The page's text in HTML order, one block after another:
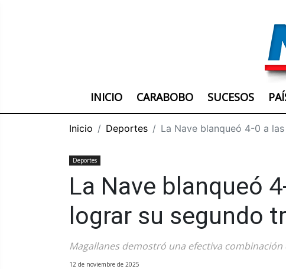
INICIO CARABOBO SUCESOS
Inicio Deportes La Nave blanqueó 4-0 a
Deportes
La Nave blanqueó
lograr su segundo
Magallanes demostró una efectiva
12 de noviembre de 2025